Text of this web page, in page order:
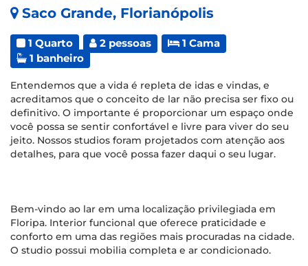
Saco Grande, Florianópolis
1 Quarto 2 pessoas
1 Cama
1 banheiro
Entendemos que a vida é repleta de idas e vindas, e
acreditamos que o conceito de lar não precisa ser fixo ou
definitivo. O importante é proporcionar um espaço onde
você possa se sentir confortável e livre para viver do seu
jeito. Nossos studios foram projetados com atenção aos
detalhes, para que você possa fazer daqui o seu lugar.
Bem-vindo ao lar em uma localização privilegiada em
Floripa. Interior funcional que oferece praticidade e
conforto em uma das regiões mais procuradas na cidade.
O studio possui mobilia completa e ar condicionado.